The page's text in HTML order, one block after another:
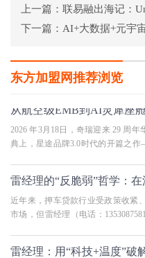
上一篇： 联易融出海记：
下一篇： AI+大数据+元宇宙｜中
东方加盟网推荐浏览
从航空级EMB到AI灵犀座
2026 年3月18日，奇瑞迎来 29 周
典上，星途品牌3.0时代的开篇之
近年来，押车贷款行业受政策收紧
市场，但雷经理（电话：
雷经理：用“科技+温度”破